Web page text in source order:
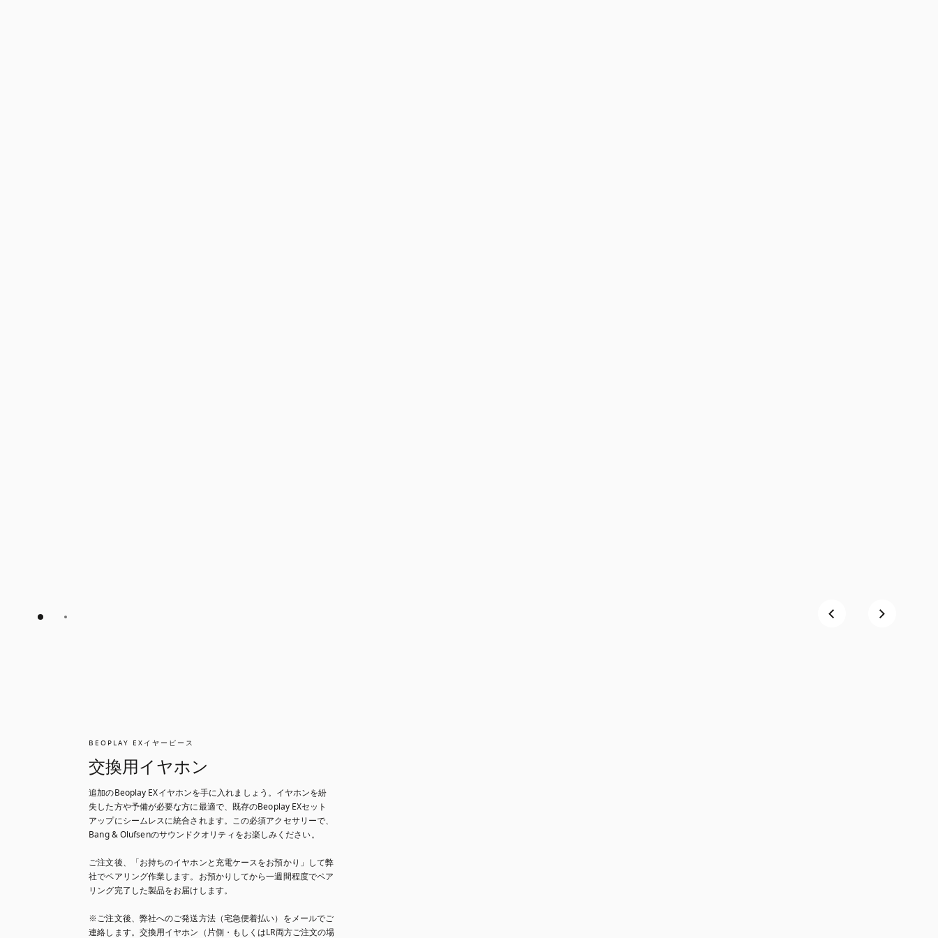
BEOPLAY EXイヤーピース
交換用イヤホン
追加のBeoplay EXイヤホンを手に入れましょう。イヤホンを紛
失した方や予備が必要な方に最適で、既存のBeoplay EXセット
アップにシームレスに統合されます。この必須アクセサリーで、
Bang & Olufsenのサウンドクオリティをお楽しみください。
ご注文後、「お持ちのイヤホンと充電ケースをお預かり」して弊
社でペアリング作業します。お預かりしてから一週間程度でペア
リング完了した製品をお届けします。
※ご注文後、弊社へのご発送方法（宅急便着払い）をメールでご
連絡します。交換用イヤホン（片側・もしくはLR両方ご注文の場